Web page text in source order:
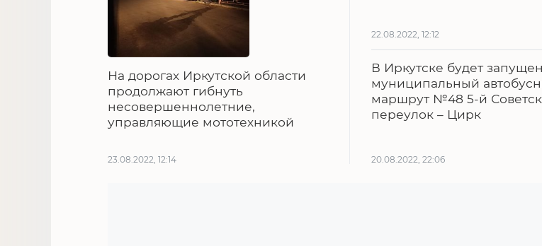
На дорогах Иркутской области
продолжают гибнуть
несовершеннолетние,
управляющие мототехникой
23.08.2022, 12:14
22.08.2022, 12:12
В Иркутске будет запущен
муниципальный
маршрут №48 5-й
переулок – Цирк
20.08.2022, 22:06